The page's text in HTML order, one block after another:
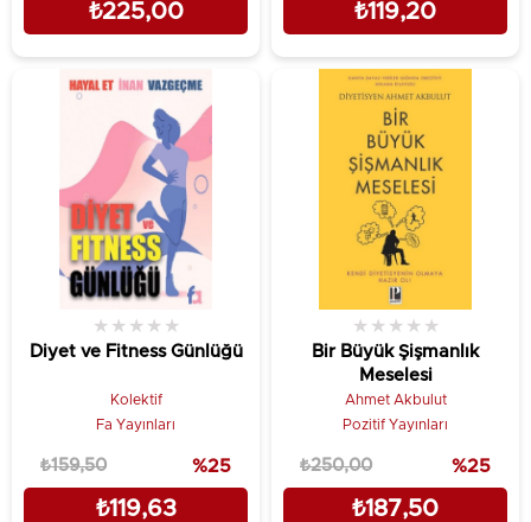
₺225,00 ₺119,20
Diyet ve Fitness Günlüğü
★ ★ ★ ★ ★
Kolektif
Fa Yayınları
₺119,63
₺159,50 %25
Bir Büyük Şişmanlık
Meselesi
★ ★ ★ ★ ★
Ahmet Akbulut
Pozitif Yayınları
₺187,50
₺250,00 %25